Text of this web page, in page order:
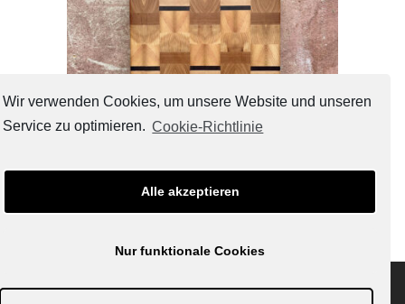
Wir verwenden Cookies, um unsere Website und unseren
Service zu optimieren. Cookie-Richtlinie
Alle akzeptieren
Nur funktionale Cookies
€200,00
kontakt